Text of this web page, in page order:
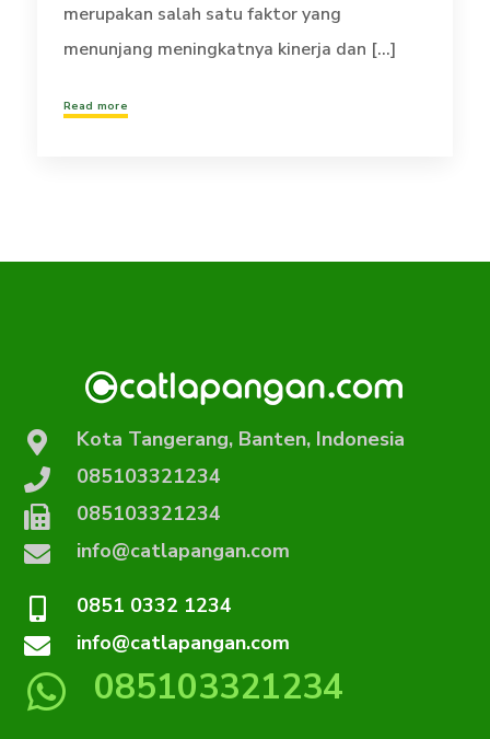
merupakan salah satu faktor yang
menunjang meningkatnya kinerja dan [...]
Read more
Kota Tangerang, Banten, Indonesia
085103321234
085103321234
info@catlapangan.com
0851 0332 1234
info@catlapangan.com
085103321234